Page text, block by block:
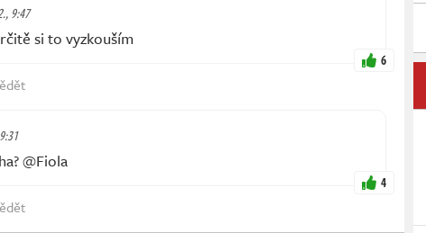
9:47
si to vyzkouším
6
@Fiola
4